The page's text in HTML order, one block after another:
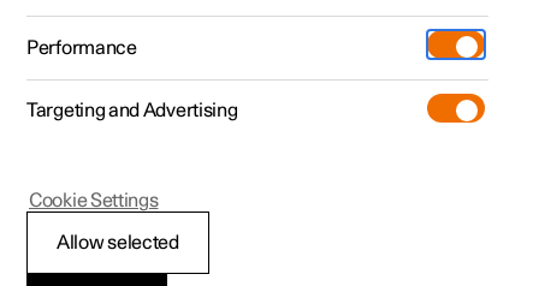
Pre-owned
Shop
Meer
Testrit
Aanbiedingen voor
Testrit
Aanbiedingen voor
Polestar 4 coupé
Ontdek Polestar 4
Testrit
Bekijk onze stockwagens
Aanbiedingen voor
Ontdek Polestar 5
Over pre-owned
Pre-owned aanbiedingen
Configureer
Pre-owned
Testrit
Additionals
(Opent in een nieuw venster)
Experiences
Ontmoet ons
Servicepunten
Opladen
Support
Polestar 2
Zuinig rijden
Performance
Targeting and Advertising
Allow selected
Cookie Settings